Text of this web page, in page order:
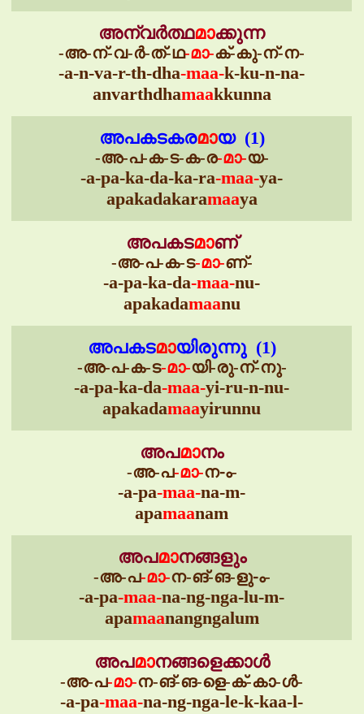
അന്വർത്ഥമാക്കുന്ന
-അ-ന്-വ-ർ-ത്-ഥ-മാ-ക്-കു-ന്-ന-
-a-n-va-r-th-dha-maa-k-ku-n-na-
anvarthdhamaakkunna
അപകടകരമായ (1)
-അ-പ-ക-ട-ക-ര-മാ-യ-
-a-pa-ka-da-ka-ra-maa-ya-
apakadakaramaaya
അപകടമാണ്
-അ-പ-ക-ട-മാ-ണ്-
-a-pa-ka-da-maa-nu-
apakadamaanu
അപകടമായിരുന്നു (1)
-അ-പ-ക-ട-മാ-യി-രു-ന്-നു-
-a-pa-ka-da-maa-yi-ru-n-nu-
apakadamaayirunnu
അപമാനം
-അ-പ-മാ-ന-ം-
-a-pa-maa-na-m-
apamaanam
അപമാനങ്ങളും
-അ-പ-മാ-ന-ങ്-ങ-ളു-ം-
-a-pa-maa-na-ng-nga-lu-m-
apamaanangngalum
അപമാനങ്ങളെക്കാൾ
-അ-പ-മാ-ന-ങ്-ങ-ളെ-ക്-കാ-ൾ-
-a-pa-maa-na-ng-nga-le-k-kaa-l-